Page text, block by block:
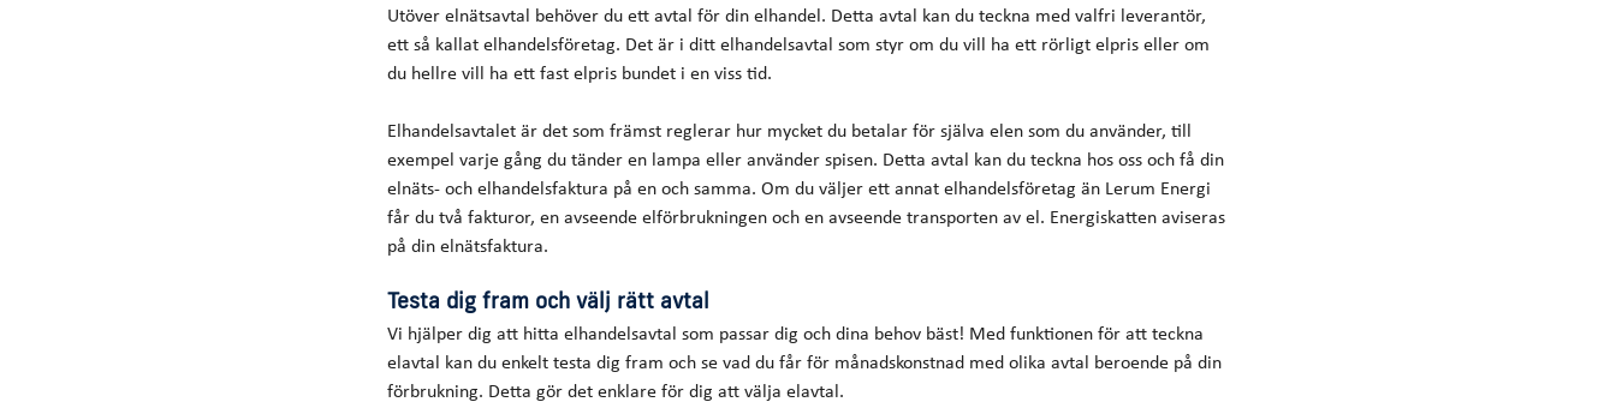
Utöver elnätsavtal behöver du ett avtal för din elhandel. Detta avtal kan du teckna med valfri leverantör,
ett så kallat elhandelsföretag. Det är i ditt elhandelsavtal som styr om du vill ha ett rörligt elpris eller om
du hellre vill ha ett fast elpris bundet i en viss tid.
Elhandelsavtalet är det som främst reglerar hur mycket du betalar för själva elen som du använder, till
exempel varje gång du tänder en lampa eller använder spisen. Detta avtal kan du teckna hos oss och få din
elnäts- och elhandelsfaktura på en och samma. Om du väljer ett annat elhandelsföretag än Lerum Energi
får du två fakturor, en avseende elförbrukningen och en avseende transporten av el. Energiskatten aviseras
på din elnätsfaktura.
Testa dig fram och välj rätt avtal
Vi hjälper dig att hitta elhandelsavtal som passar dig och dina behov bäst! Med funktionen för att teckna
elavtal kan du enkelt testa dig fram och se vad du får för månadskonstnad med olika avtal beroende på din
förbrukning. Detta gör det enklare för dig att välja elavtal.